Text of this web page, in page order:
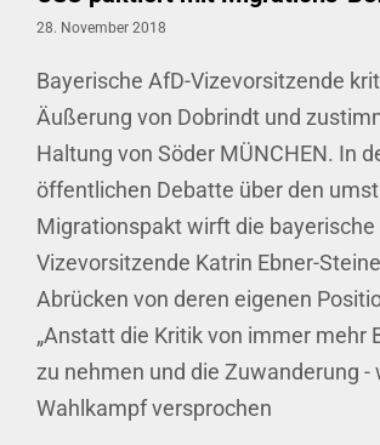
28. November 2018
Bayerische AfD-Vizevorsitzende
Äußerung von Dobrindt und
Haltung von Söder MÜNCHEN. In
öffentlichen Debatte über den
Migrationspakt wirft die bayerische
Vizevorsitzende Katrin Ebner-
Abrücken von deren eigenen
„Anstatt die Kritik von immer mehr
zu nehmen und die Zuwanderung -
Wahlkampf versprochen